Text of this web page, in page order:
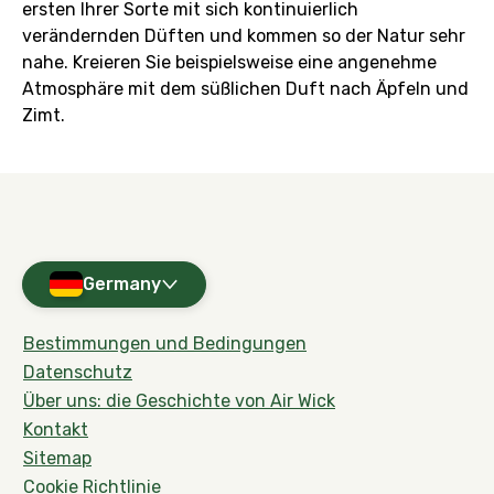
ersten Ihrer Sorte mit sich kontinuierlich
verändernden Düften und kommen so der Natur sehr
nahe. Kreieren Sie beispielsweise eine angenehme
Atmosphäre mit dem süßlichen Duft nach Äpfeln und
Zimt.
Germany
Bestimmungen und Bedingungen
Datenschutz
Über uns: die Geschichte von Air Wick
Kontakt
Sitemap
Cookie Richtlinie